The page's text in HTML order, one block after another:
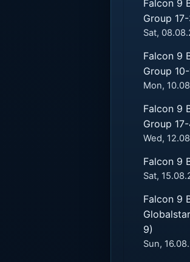
Falcon 9
Group
Sat,
Falcon 9
Group
Mon,
Falcon 9
Group
Wed,
Falcon 9
Sat,
Falcon 9
9)
Sun,